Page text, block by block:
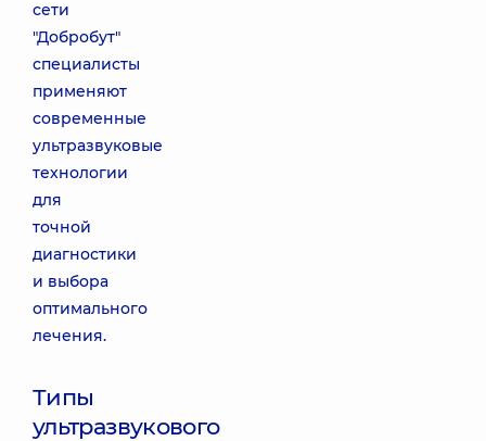
сети
"Добробут"
специалисты
применяют
современные
ультразвуковые
технологии
для
точной
диагностики
и выбора
оптимального
лечения.
Типы
ультразвукового